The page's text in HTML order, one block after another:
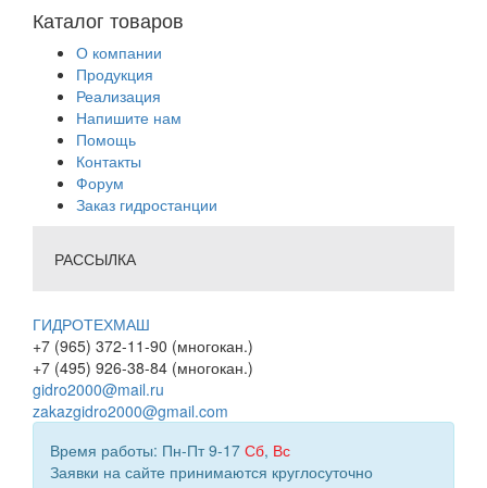
Каталог товаров
О компании
Продукция
Реализация
Напишите нам
Помощь
Контакты
Форум
Заказ гидростанции
РАССЫЛКА
ГИДРОТЕХМАШ
+7 (965) 372-11-90 (многокан.)
+7 (495) 926-38-84 (многокан.)
gidro2000@mail.ru
zakazgidro2000@gmail.com
Время работы: Пн-Пт 9-17 Сб, Вс
Заявки на сайте принимаются круглосуточно